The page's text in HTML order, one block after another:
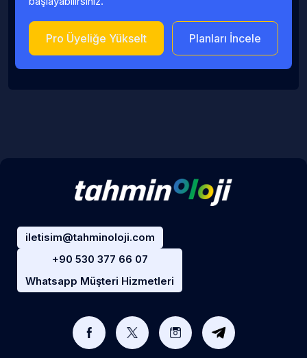
Pro Üyeliğe Yükselt Planları İncele
iletisim@tahminoloji.com
+90 530 377 66 07
Whatsapp Müşteri Hizmetleri